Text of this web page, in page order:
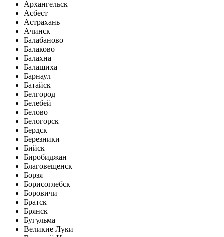
Архангельск
Асбест
Астрахань
Ачинск
Балабаново
Балаково
Балахна
Балашиха
Барнаул
Батайск
Белгород
Белебей
Белово
Белогорск
Бердск
Березники
Бийск
Биробиджан
Благовещенск
Борзя
Борисоглебск
Боровичи
Братск
Брянск
Бугульма
Великие Луки